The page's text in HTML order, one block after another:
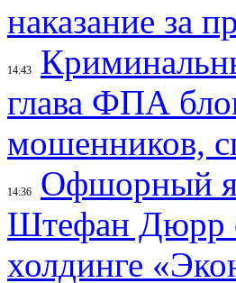
наказание за
14:43
глава ФПА
мошенников,
14:36
Офшорный
Штефан Дюрр
холдинге